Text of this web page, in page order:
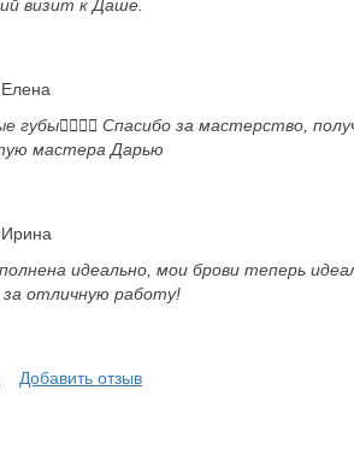
визит к Даше.
губы👌🏻👏🏻 Спасибо за мастерство,
мастера Дарью
идеально, мои брови теперь
отличную работу!
Добавить отзыв